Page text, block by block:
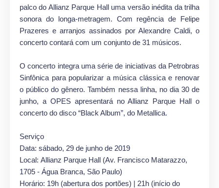
palco do Allianz Parque Hall uma versão inédita da trilha
sonora do longa-metragem. Com regência de Felipe
Prazeres e arranjos assinados por Alexandre Caldi, o
concerto contará com um conjunto de 31 músicos.
O concerto integra uma série de iniciativas da Petrobras
Sinfônica para popularizar a música clássica e renovar
o público do gênero. Também nessa linha, no dia 30 de
junho, a OPES apresentará no Allianz Parque Hall o
concerto do disco “Black Album”, do Metallica.
Serviço
Data: sábado, 29 de junho de 2019
Local: Allianz Parque Hall (Av. Francisco Matarazzo,
1705 - Água Branca, São Paulo)
Horário: 19h (abertura dos portões) | 21h (início do